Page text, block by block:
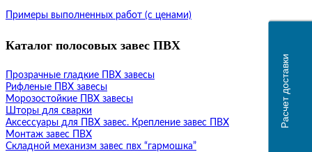
Примеры выполненных работ (с ценами)
Каталог полосовых завес ПВХ
Прозрачные гладкие ПВХ завесы
Рифленые ПВХ завесы
Морозостойкие ПВХ завесы
Шторы для сварки
Аксессуары для ПВХ завес. Крепление завес ПВХ
Монтаж завес ПВХ
Складной механизм завес пвх “гармошка”
Расчет доставки